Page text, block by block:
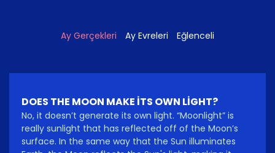
Ay Gerçekleri Ay Evreleri Eğlenceli
DOES THE MOON MAKE ITS OWN LIGHT?
No, it doesn’t generate its own light. “Moonlight” is
really sunlight that has reflected off of the Moon’s
surface. In the same way that the Sun illuminates